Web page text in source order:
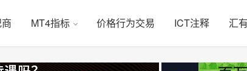
MT4指标 价格行为交易 ICT注释 汇